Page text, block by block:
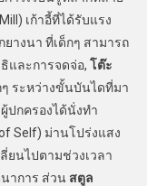
เก้าอี้ที่ได้รับแรง
างนา ที่เด็กๆ สามารถ
และการจดจ่อ, โต๊ะ
ๆ ระหว่างขั้นบันไดที่มา
ปกครองได้นั่งทำ
Self) ม่านโปร่งแสง
ยนไปตามช่วงเวลา
าการ ส่วน สตูล